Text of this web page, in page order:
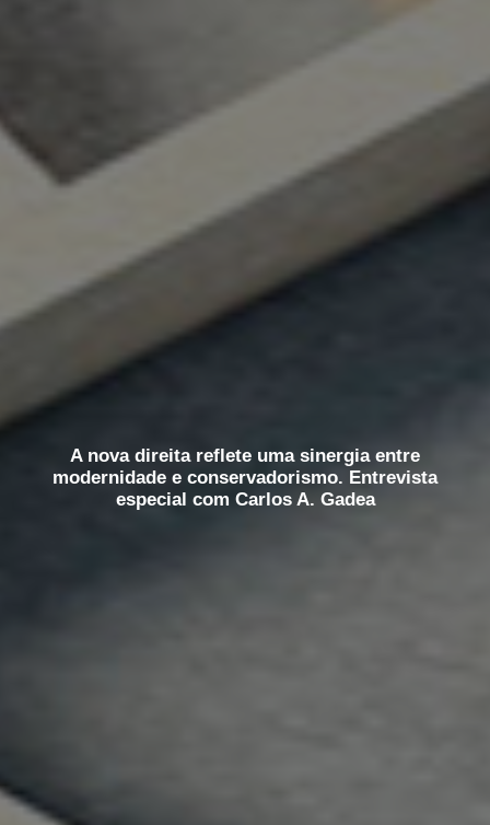
A nova direita reflete uma sinergia entre
modernidade e conservadorismo. Entrevista
especial com Carlos A. Gadea